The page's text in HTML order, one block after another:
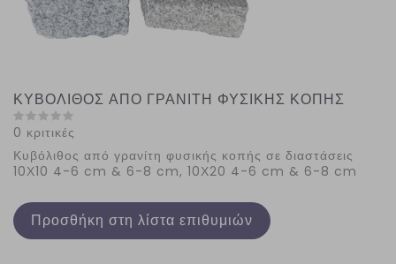
ΚΥΒΟΛΙΘΟΣ ΑΠΟ ΓΡΑΝΙΤΗ ΦΥΣΙΚΗΣ ΚΟΠΗΣ
0 κριτικές
Κυβόλιθος από γρανίτη φυσικής κοπής σε διαστάσεις
10Χ10 4-6 cm & 6-8 cm, 10Χ20 4-6 cm & 6-8 cm
Προσθήκη στη λίστα επιθυμιών